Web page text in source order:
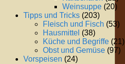
Weinsuppe (20)
Tipps und Tricks (203)
Fleisch und Fisch (53)
Hausmittel (38)
Küche und Begriffe (21)
Obst und Gemüse (97)
Vorspeisen (24)